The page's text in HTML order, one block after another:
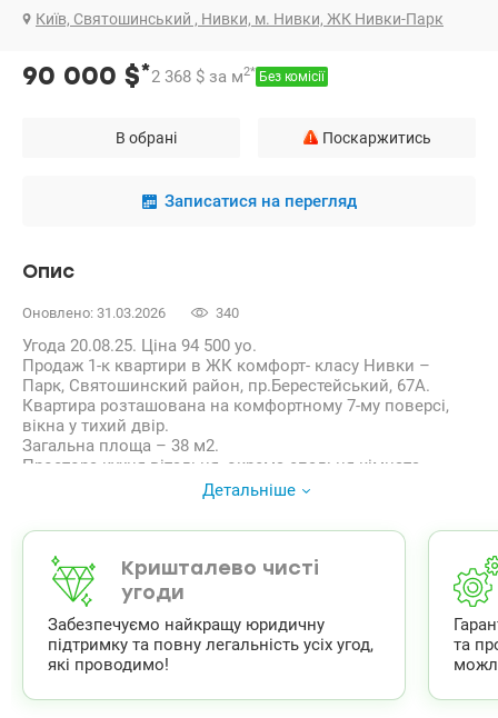
Київ, Святошинський , Нивки, м. Нивки, ЖК Нивки-Парк
90 000 $*2 368 $ за м2* Без комісії
В обрані Поскаржитись
Записатися на перегляд
Опис
Оновлено: 31.03.2026 340
Угода 20.08.25. Ціна 94 500 уо.
Продаж 1-к квартири в ЖК комфорт- класу Нивки –
Парк, Святошинский район, пр.Берестейський, 67А.
Квартира розташована на комфортному 7-му поверсі,
вікна у тихий двір.
Загальна площа – 38 м2.
Простора кухня-вітальня, окрема спальня кімната,
санвузол суміжний, лоджія засклена. В квартирі
побутовой технікою.
Будинок розташований за 5 хвилин від станції метро
Нивки. До центру на авто- хв 10.
Сам комплекс має розвинену інфраструктуру, необхідну
для комфортного проживання. На території ЖК
магазини, стоматологія, супермаркети, приватна школа і
садочок. Закрита територія, цілодобова охорона,
відеоспостереження, а також підземний паркінг.
Поруч з будинком знаходиться парк.
Документи: право власності більше 3 років, один
Детальніше
Кришталево чисті
угоди
Забезпечуємо найкращу юридичну
підтримку та повну легальність усіх угод,
які проводимо!
та